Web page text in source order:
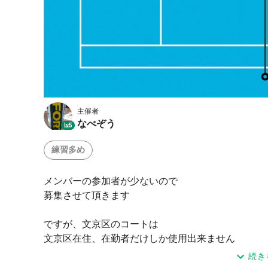
Lv.5
主催者
なべぞう
練習多め
メンバーの参加者が少ないので
募集させて頂きます
ですが、文京区のコートは
文京区在住、在勤者だけしか使用出来ません
続